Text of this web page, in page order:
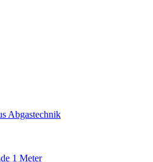
Abgastechnik
1 Meter